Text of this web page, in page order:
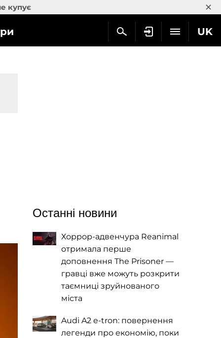
купує ×
UK
Останні новини
Хоррор-адвенчура Reanimal
отримала перше
доповнення The Prisoner —
гравці вже можуть розкрити
таємниці зруйнованого
міста
Audi A2 e-tron: повернення
легенди про економію, поки